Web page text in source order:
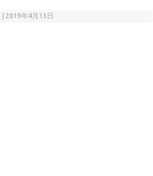
2019年4月13日